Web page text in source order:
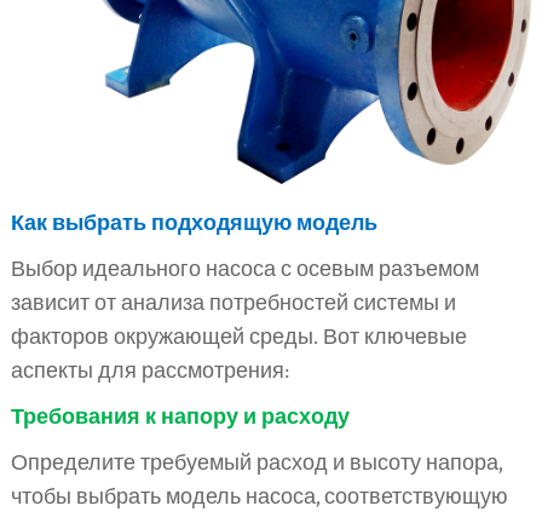
Как выбрать подходящую модель
Выбор идеального насоса с осевым разъемом
зависит от анализа потребностей системы и
факторов окружающей среды. Вот ключевые
аспекты для рассмотрения:
Требования к напору и расходу
Определите требуемый расход и высоту напора,
чтобы выбрать модель насоса, соответствующую